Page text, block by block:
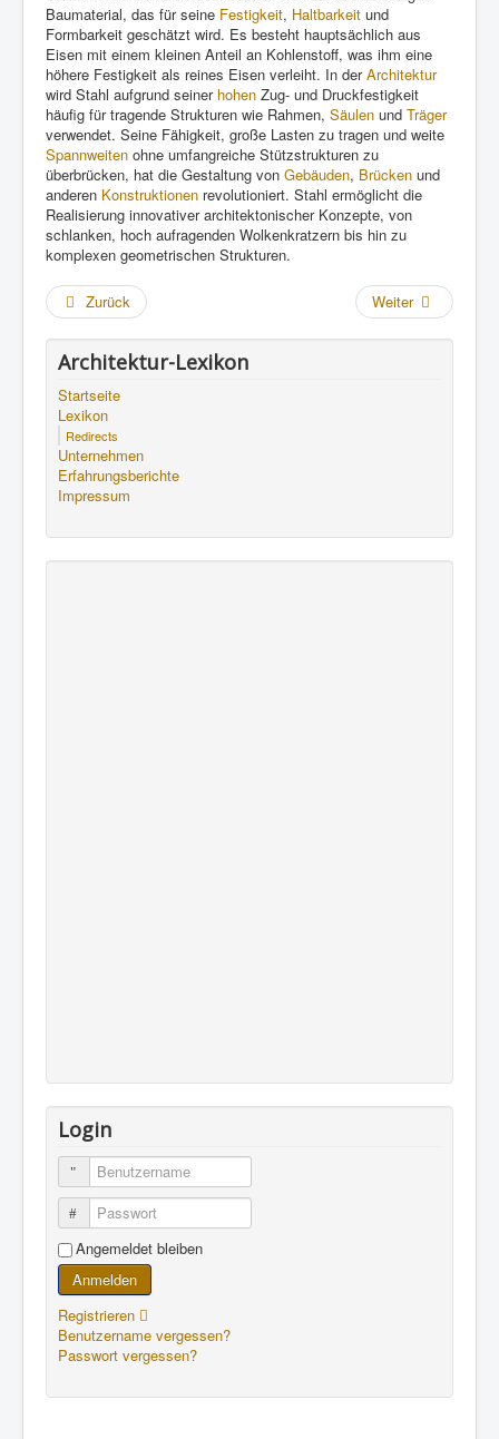
Baumaterial, das für seine Festigkeit, Haltbarkeit und
Formbarkeit geschätzt wird. Es besteht hauptsächlich aus
Eisen mit einem kleinen Anteil an Kohlenstoff, was ihm eine
höhere Festigkeit als reines Eisen verleiht. In derArchitektur
wird Stahl aufgrund seiner hohen Zug- und Druckfestigkeit
häufig für tragende Strukturen wie Rahmen, Säulen und Träger
verwendet. Seine Fähigkeit, große Lasten zu tragen und weite
Spannweiten ohne umfangreiche Stützstrukturen zu
überbrücken, hat die Gestaltung von Gebäuden, Brücken und
anderen Konstruktionen revolutioniert. Stahl ermöglicht die
Realisierung innovativer architektonischer Konzepte, von
schlanken, hoch aufragenden Wolkenkratzern bis hin zu
komplexen geometrischen Strukturen.
Zurück Weiter
Architektur-Lexikon
Startseite
Lexikon
Redirects
Unternehmen
Erfahrungsberichte
Impressum
Login
Benutzername
Passwort
Angemeldet bleiben
Anmelden
Registrieren
Benutzername vergessen?
Passwort vergessen?